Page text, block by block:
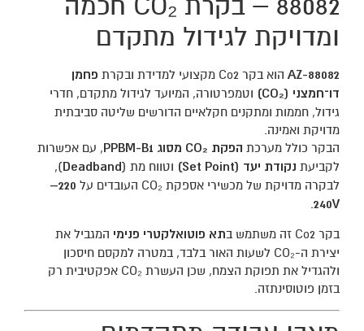
ומדויקת לגידול מתקדם
AZ-88082 הוא בקר Co2 מקצועי למדידת ובקרת
פחמן
דו־חמצני (CO₂)
וטמפרטורה, המיועד לגידול מתקדם, חדרי
גידול, חממות ומתקנים חקלאיים הדורשים שליטה סביבתית
מדויקת ואמינה.
הבקר כולל מערכת הפקת CO₂ מסוג PPBM-B1
, עם אפשרות
לקביעת נקודת יעד (Set Point) וטווח מת (Deadband
),
לבקרה מדויקת של מכשירי אספקת CO₂ העובדים על
220–
240V
.
בקר Co2 זה משתמש ב תא פוטואלקטרי פנימי המגביל את
יצירת ה-CO₂ לשעות האור בלבד, במטרה למקסם חיסכון
ולהגדיל את תפוקת הצמח, שכן העשרת CO₂ אפקטיבית רק
בזמן פוטוסינתזה.